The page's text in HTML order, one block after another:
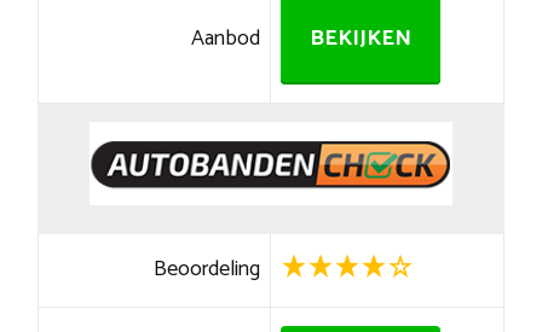
Aanbod BEKIJKEN
Beoordeling